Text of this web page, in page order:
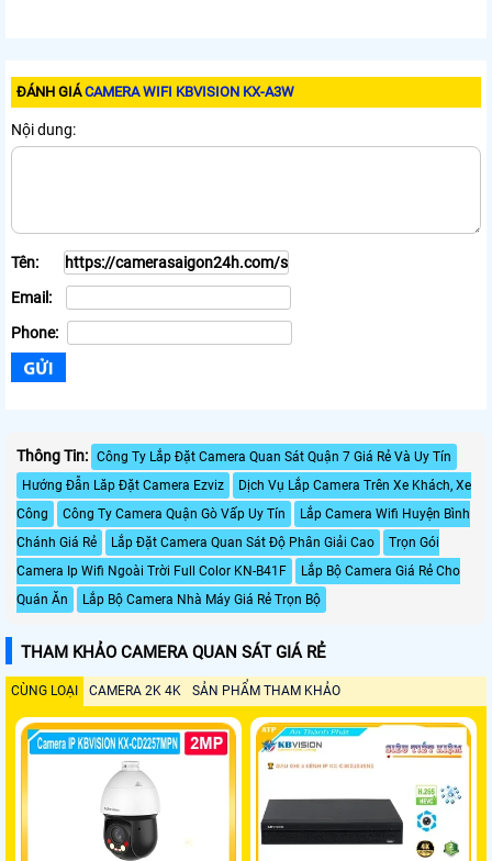
ĐÁNH GIÁCAMERA WIFI KBVISION KX-A3W
Nội dung:
Tên:
Email:
Phone:
Thông Tin: Công Ty Lắp Đặt Camera Quan Sát Quận 7 Giá Rẻ Và Uy Tín
Hướng Đẫn Lăp Đặt Camera Ezviz
Dịch Vụ Lắp Camera Trên Xe Khách, Xe
Công
Công Ty Camera Quận Gò Vấp Uy Tín
Lắp Camera Wifi Huyện Bình
Chánh Giá Rẻ
Lắp Đặt Camera Quan Sát Độ Phân Giải Cao
Trọn Gói
Camera Ip Wifi Ngoài Trời Full Color KN-B41F
Lắp Bộ Camera Giá Rẻ Cho
Quán Ăn
Lắp Bộ Camera Nhà Máy Giá Rẻ Trọn Bộ
THAM KHẢO CAMERA QUAN SÁT GIÁ RẺ
CÙNG LOẠI CAMERA 2K 4K SẢN PHẨM THAM KHẢO